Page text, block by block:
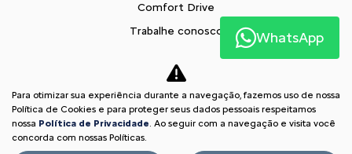
Comfort Drive
Trabalhe conosco
Política de privacidade
XTR
Comparativo
Desacelere. Seu bem maior é a vida.
WhatsApp
Para otimizar sua experiência durante a navegação, fazemos uso de nossa
Política de Cookies e para proteger seus dados pessoais respeitamos
nossa Política de Privacidade. Ao seguir com a navegação e visita você
concorda com nossas Políticas.